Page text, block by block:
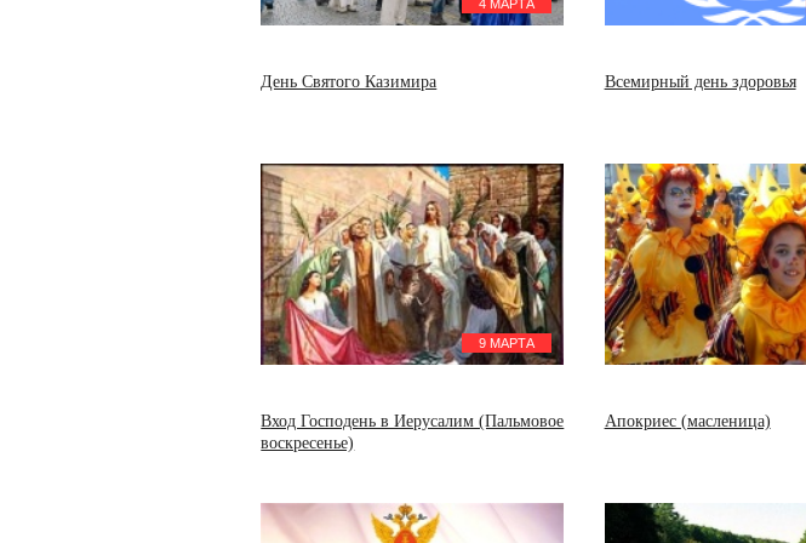
4 МАРТА
День Святого Казимира Всемирный день здоровья
9 МАРТА
Вход Господень в Иерусалим (Пальмовое
воскресенье)
Апокриес (масленица)